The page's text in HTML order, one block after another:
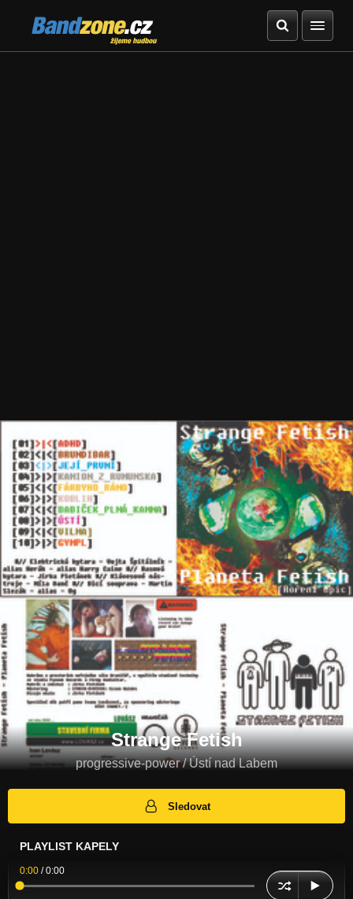
Bandzone.cz
žijeme hudbou
Strange Fetish
progressive-power / Ústí nad Labem
Sledovat
PLAYLIST KAPELY
0:00 /0:00